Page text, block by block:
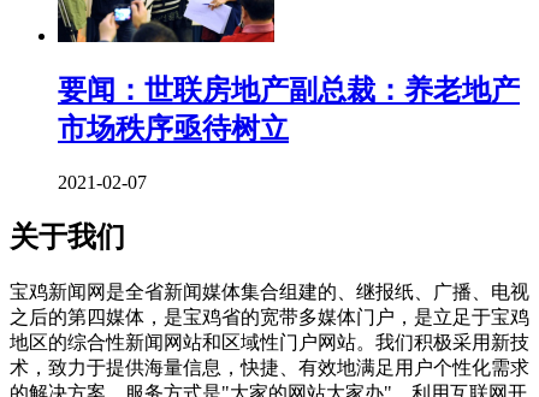
要闻：世联房地产副总裁：养老地产
市场秩序亟待树立
2021-02-07
关于我们
宝鸡新闻网是全省新闻媒体集合组建的、继报纸、广播、电视
之后的第四媒体，是宝鸡省的宽带多媒体门户，是立足于宝鸡
地区的综合性新闻网站和区域性门户网站。我们积极采用新技
术，致力于提供海量信息，快捷、有效地满足用户个性化需求
的解决方案，服务方式是"大家的网站大家办"，利用互联网开